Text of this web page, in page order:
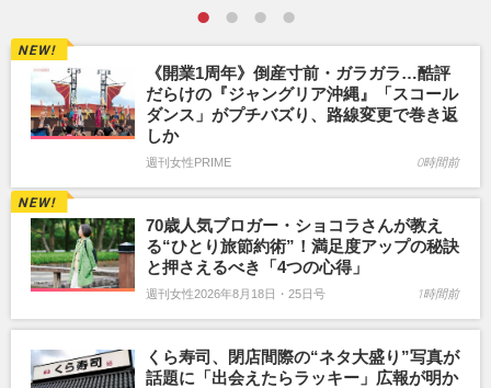
《開業1周年》倒産寸前・ガラガラ…酷評
だらけの『ジャングリア沖縄』「スコール
ダンス」がプチバズり、路線変更で巻き返
しか
週刊女性PRIME 0時間前
70歳人気ブロガー・ショコラさんが教え
る“ひとり旅節約術”！満足度アップの秘訣
と押さえるべき「4つの心得」
週刊女性2026年8月18日・25日号 1時間前
くら寿司、閉店間際の“ネタ大盛り”写真が
話題に「出会えたらラッキー」広報が明か